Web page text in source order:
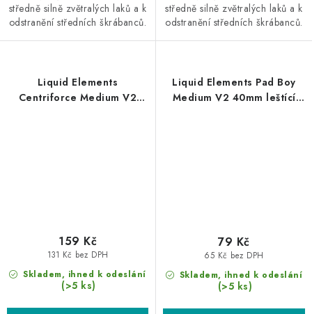
středně silně zvětralých laků a k
odstranění středních škrábanců.
středně silně zvětralých laků a k
odstranění středních škrábanců.
Liquid Elements
Centriforce Medium V2
Skladem, ihned k odeslání
(>5 ks)
131 Kč bez DPH
159 Kč
Liquid Elements Pad Boy
Medium V2 40mm leštící
Skladem, ihned k odeslání
(>5 ks)
65 Kč bez DPH
79 Kč